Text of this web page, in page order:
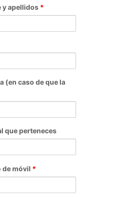
y apellidos *
(en caso de que la
que perteneces
de móvil *